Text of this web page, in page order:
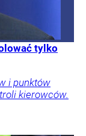
tylko
i punktów
kierowców.